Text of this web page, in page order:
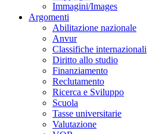
Immagini/Images
Argomenti
Abilitazione nazionale
Anvur
Classifiche internazionali
Diritto allo studio
Finanziamento
Reclutamento
Ricerca e Sviluppo
Scuola
Tasse universitarie
Valutazione